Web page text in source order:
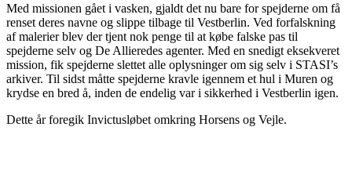
Med missionen gået i vasken, gjaldt det nu bare for spejderne om få
renset deres navne og slippe tilbage til Vestberlin. Ved forfalskning
af malerier blev der tjent nok penge til at købe falske pas til
spejderne selv og De Allieredes agenter. Med en snedigt eksekveret
mission, fik spejderne slettet alle oplysninger om sig selv i STASI’s
arkiver. Til sidst måtte spejderne kravle igennem et hul i Muren og
krydse en bred å, inden de endelig var i sikkerhed i Vestberlin igen.
Dette år foregik Invictusløbet omkring Horsens og Vejle.